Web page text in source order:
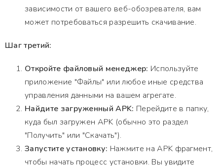
зависимости от вашего веб-обозревателя, вам
может потребоваться разрешить скачивание.
Шаг третий:
Откройте файловый менеджер: Используйте
приложение "Файлы" или любое иные средства
управления данными на вашем агрегате.
Найдите загруженный APK: Перейдите в папку,
куда был загружен APK (обычно это раздел
"Получить" или "Скачать").
Запустите установку: Нажмите на APK фрагмент,
чтобы начать процесс установки. Вы увидите